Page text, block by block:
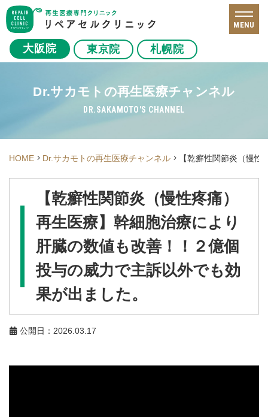
大阪院 東京院 札幌院
MENU
Dr.サカモトの再生医療チャンネル
DR.SAKAMOTO'S CHANNEL
HOME Dr.サカモトの再生医療チャンネル 【乾癬性関節炎（慢
【乾癬性関節炎（慢性疼痛）
再生医療】幹細胞治療により
肝臓の数値も改善！！２億個
投与の威力で主訴以外でも効
果が出ました。
公開日：2026.03.17